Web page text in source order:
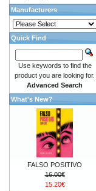
Manufacturers
Quick Find
Use keywords to find the
product you are looking for.
Advanced Search
What's New?
FALSO POSITIVO
16.00€
15.20€